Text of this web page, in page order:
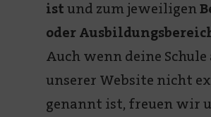
istund zum jeweiligen
oder
Auch wenn deine
unserer Website nicht
genannt ist, freuen wir